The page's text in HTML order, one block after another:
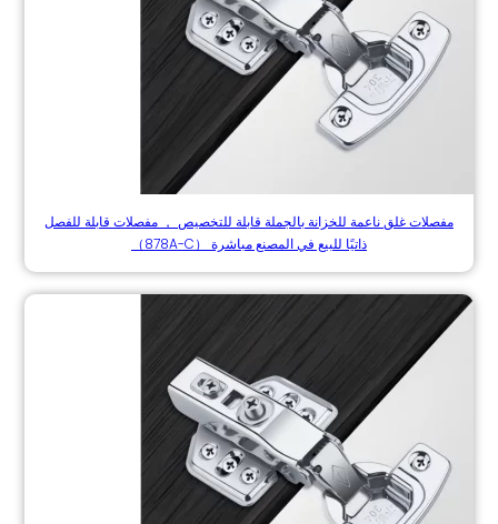
مفصلات غلق ناعمة للخزانة بالجملة قابلة للتخصيص ， مفصلات قابلة للفصل
ذاتيًا للبيع في المصنع مباشرة （878A-C）